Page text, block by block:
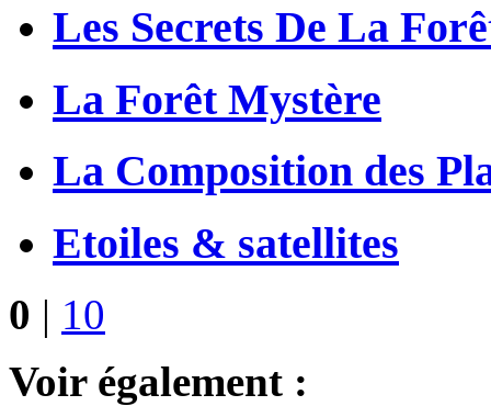
Les Secrets De La
La Forêt Mystère
La Composition des
Etoiles & satellites
0 | 10
Voir également :